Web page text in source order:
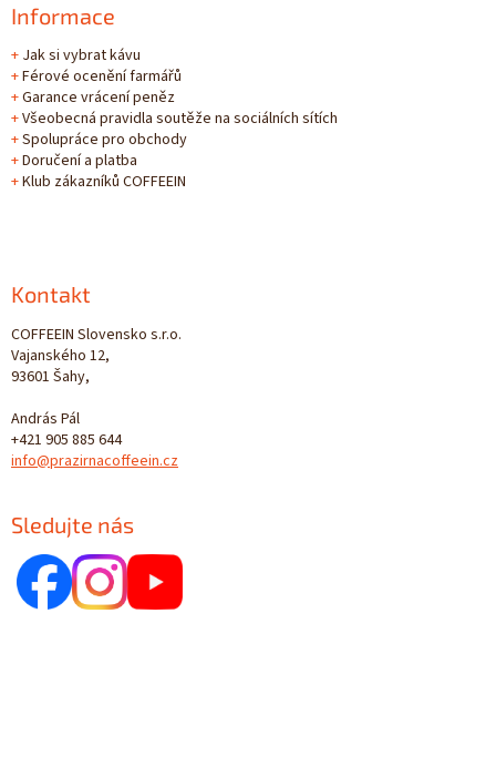
Informace
+ Jak si vybrat kávu
+Férové ocenění farmářů
+Garance vrácení peněz
+Všeobecná pravidla soutěže na sociálních sítích
+Spolupráce pro obchody
+Doručení a platba
+Klub zákazníků COFFEEIN
Kontakt
COFFEEIN Slovensko s.r.o.
Vajanského 12,
93601 Šahy,
András Pál
+421 905 885 644
info@prazirnacoffeein.cz
Sledujte nás